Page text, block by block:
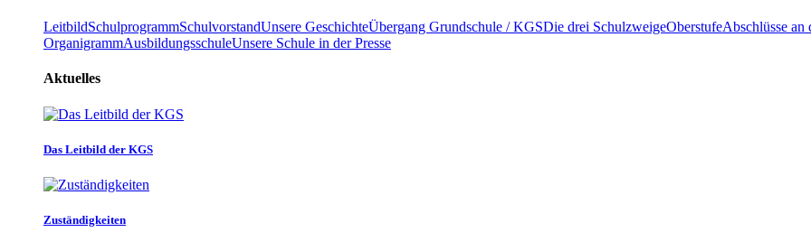
LeitbildSchulprogrammSchulvorstandUnsere GeschichteÜbergang Grundschule / KGSDie drei SchulzweigeOberstufeAbschlüsse an
OrganigrammAusbildungsschuleUnsere Schule in der Presse
Aktuelles
Das Leitbild der KGS
Zuständigkeiten